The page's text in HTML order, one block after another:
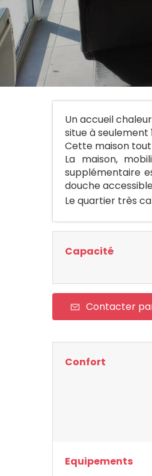
Un accueil
situe à seulement
Cette maison
La maison,
supplémentaire
douche
Le quartier très
Capacité
Contacter
Confort
Equipements